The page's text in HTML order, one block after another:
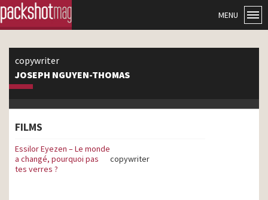
MENU
copywriter
JOSEPH NGUYEN-THOMAS
FILMS
Essilor Eyezen – Le monde
a changé, pourquoi pas
tes verres ?
copywriter